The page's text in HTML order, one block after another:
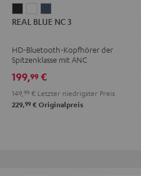
BLUE
3
Night
Black
BLUE
3
Pearl
White
BLUE
3
Steel
REAL BLUE NC 3
HD-Bluetooth-Kopfhörer der
Spitzenklasse mit ANC
199,99 €
149, 99 € Letzter niedrigster Preis
229,99 € Originalpreis